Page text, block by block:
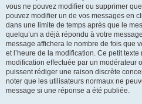
vous ne pouvez modifier ou supprimer
pouvez modifier un de vos messages en
dans une limite de temps après que le
quelqu’un a déjà répondu à votre
message affichera le nombre de fois que
et l’heure de la modification. Ce petit texte
modification effectuée par un modérateur
puissent rédiger une raison discrète
noter que les utilisateurs normaux ne
message si une réponse a été publiée.